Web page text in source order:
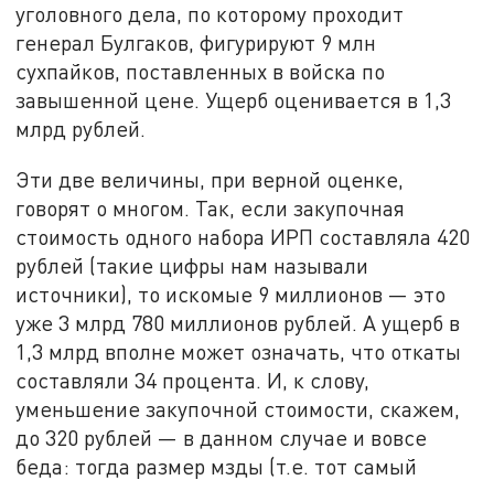
уголовного дела, по которому проходит
генерал Булгаков, фигурируют 9 млн
сухпайков, поставленных в войска по
завышенной цене. Ущерб оценивается в 1,3
млрд рублей.
Эти две величины, при верной оценке,
говорят о многом. Так, если закупочная
стоимость одного набора ИРП составляла 420
рублей (такие цифры нам называли
источники), то искомые 9 миллионов — это
уже 3 млрд 780 миллионов рублей. А ущерб в
1,3 млрд вполне может означать, что откаты
составляли 34 процента. И, к слову,
уменьшение закупочной стоимости, скажем,
до 320 рублей — в данном случае и вовсе
беда: тогда размер мзды (т.е. тот самый